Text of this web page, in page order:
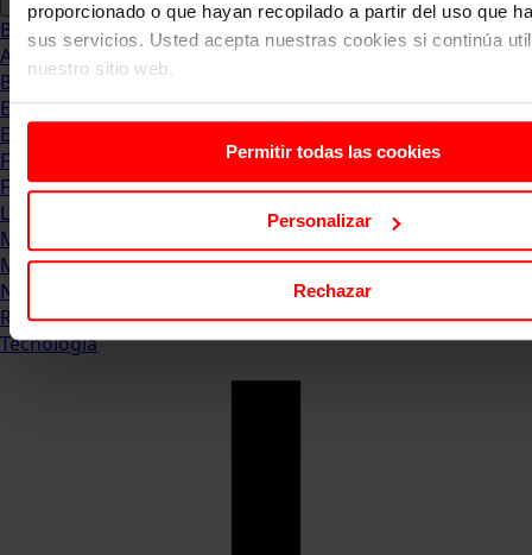
proporcionado o que hayan recopilado a partir del uso que
sus servicios. Usted acepta nuestras cookies si continúa
nuestro sitio web.
Permitir todas las cookies
Personalizar
Rechazar
Blog
Abogacia
Business
Empleo & Emprendimiento
Empresas
Finanzas
Formación & Estudios
Luxury
Management
Marketing & Comunicación
Negocios
Recursos Humanos
Tecnología